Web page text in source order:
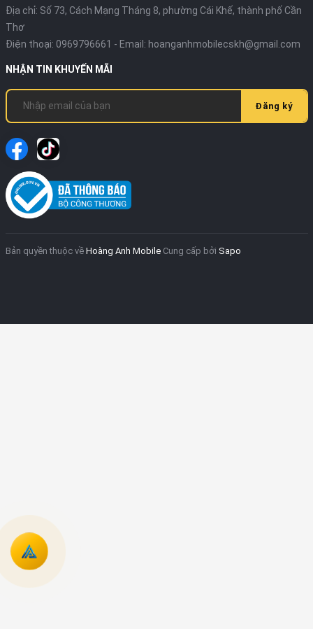
Địa chỉ: Số 73, Cách Mạng Tháng 8, phường Cái Khế, thành phố Cần
Thơ
Điện thoại: 0969796661 - Email: hoanganhmobilecskh@gmail.com
NHẬN TIN KHUYẾN MÃI
Đăng ký
Bản quyền thuộc về Hoàng Anh Mobile Cung cấp bởi Sapo